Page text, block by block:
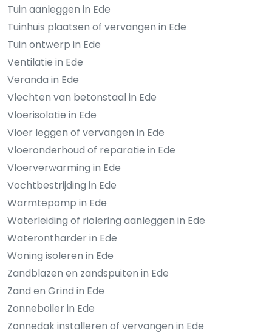
Tuin aanleggen in Ede
Tuinhuis plaatsen of vervangen in Ede
Tuin ontwerp in Ede
Ventilatie in Ede
Veranda in Ede
Vlechten van betonstaal in Ede
Vloerisolatie in Ede
Vloer leggen of vervangen in Ede
Vloeronderhoud of reparatie in Ede
Vloerverwarming in Ede
Vochtbestrijding in Ede
Warmtepomp in Ede
Waterleiding of riolering aanleggen in Ede
Waterontharder in Ede
Woning isoleren in Ede
Zandblazen en zandspuiten in Ede
Zand en Grind in Ede
Zonneboiler in Ede
Zonnedak installeren of vervangen in Ede